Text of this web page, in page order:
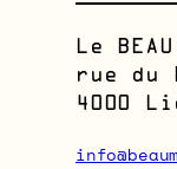
Le
rue du
4000